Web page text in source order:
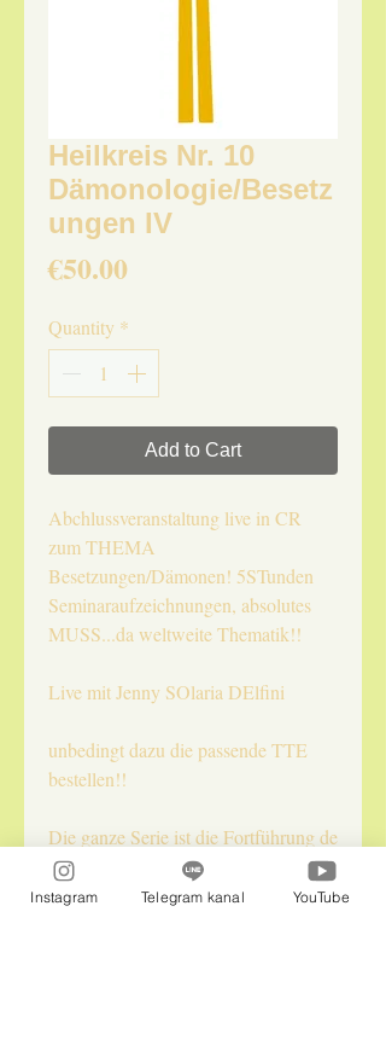
Heilkreis Nr. 10
Dämonologie/Besetz
ungen IV
€50.00Price
Quantity *
Add to Cart
Abchlussveranstaltung live in CR
zum THEMA
Besetzungen/Dämonen! 5STunden
Seminaraufzeichnungen, absolutes
MUSS...da weltweite Thematik!!
Live mit Jenny SOlaria DElfini
unbedingt dazu die passende TTE
bestellen!!
Die ganze Serie ist die Fortführung de
Energetikerworkshops gedacht!
Instagram Telegram kanal YouTube